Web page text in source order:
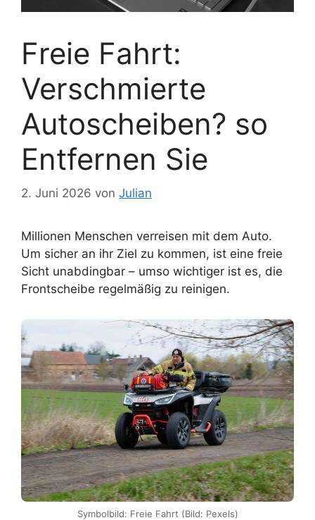
Freie Fahrt:
Verschmierte
Autoscheiben? so
Entfernen Sie
2. Juni 2026 von Julian
Millionen Menschen verreisen mit dem Auto.
Um sicher an ihr Ziel zu kommen, ist eine freie
Sicht unabdingbar – umso wichtiger ist es, die
Frontscheibe regelmäßig zu reinigen.
Symbolbild: Freie Fahrt (Bild: Pexels)